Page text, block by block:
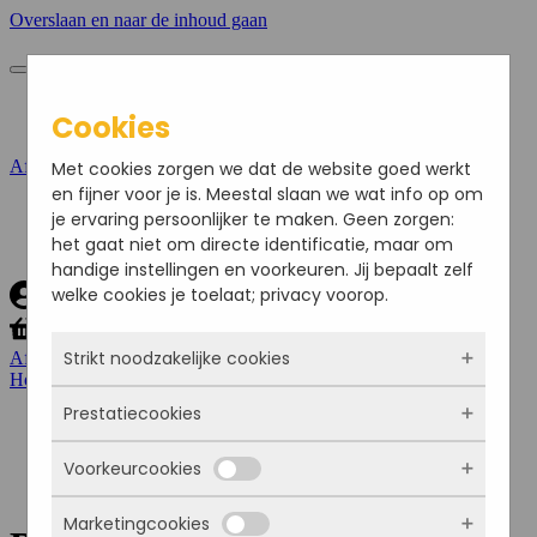
Overslaan en naar de inhoud gaan
Zakelijk bestellen
Afrekenen
Bestellen
Zakelijk bestellen
Afrekenen
Home
Cookies
Met cookies zorgen we dat de website goed werkt
en fijner voor je is. Meestal slaan we wat info op om
je ervaring persoonlijker te maken. Geen zorgen:
het gaat niet om directe identificatie, maar om
handige instellingen en voorkeuren. Jij bepaalt zelf
welke cookies je toelaat; privacy voorop.
Strikt noodzakelijke cookies
Deze cookies zorgen ervoor dat de website
überhaupt werkt. Ze zijn dus altijd actief en
kunnen niet worden uitgezet. Meestal worden
ze alleen geplaatst als jij iets doet, zoals
inloggen, een formulier invullen of je
Prestatiecookies
Met deze cookies zien we hoe vaak onze site
bezocht wordt, waar bezoekers vandaan
komen en welke pagina’s populair zijn. Zo
Voorkeurcookies
Deze cookies onthouden jouw voorkeuren.
Marketingcookies